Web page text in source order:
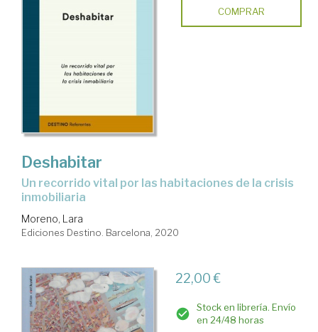
COMPRAR
Deshabitar
un recorrido vital por las habitaciones de la crisis
inmobiliaria
Moreno, Lara
Ediciones Destino. Barcelona, 2020
22,00 €
Stock en librería. Envío
en 24/48 horas